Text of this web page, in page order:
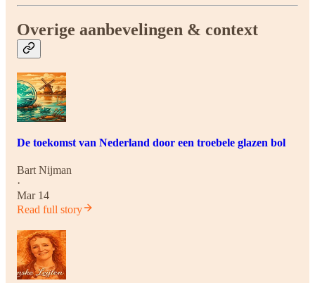
Overige aanbevelingen & context
De toekomst van Nederland door een troebele glazen bol
Bart Nijman
·
Mar 14
Read full story